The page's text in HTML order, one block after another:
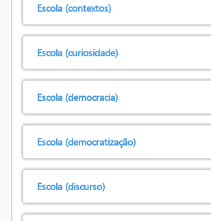
Escola (contextos)
Escola (curiosidade)
Escola (democracia)
Escola (democratização)
Escola (discurso)